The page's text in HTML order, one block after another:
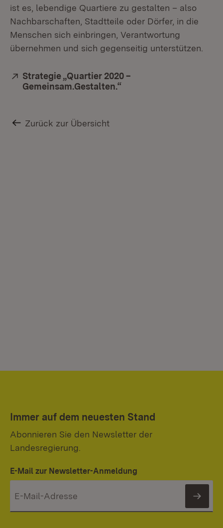
ist es, lebendige Quartiere zu gestalten – also
Nachbarschaften, Stadtteile oder Dörfer, in die
Menschen sich einbringen, Verantwortung
übernehmen und sich gegenseitig unterstützen.
Extern:
Strategie „Quartier 2020 –
Gemeinsam.Gestalten.“
Zurück zur Übersicht
Immer auf dem neuesten Stand
Abonnieren Sie den Newsletter der
Landesregierung.
E-Mail zur Newsletter-Anmeldung